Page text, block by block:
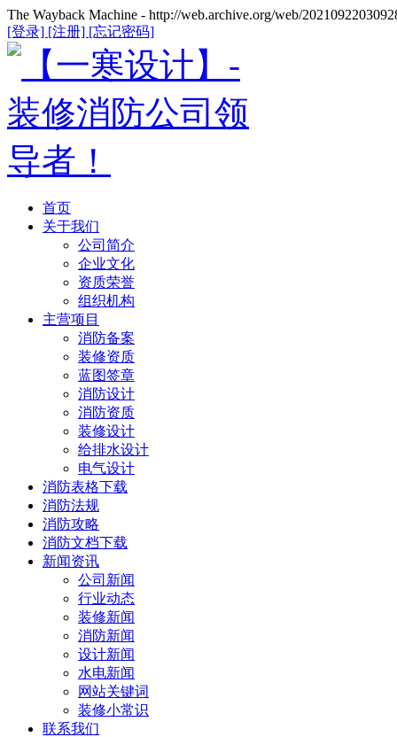
The Wayback Machine - http://web.archive.org/web/
[登录] [注册] [忘记密码]
首页
关于我们
公司简介
企业文化
资质荣誉
组织机构
主营项目
消防备案
装修资质
蓝图签章
消防设计
消防资质
装修设计
给排水设计
电气设计
消防表格下载
消防法规
消防攻略
消防文档下载
新闻资讯
公司新闻
行业动态
装修新闻
消防新闻
设计新闻
水电新闻
网站关键词
装修小常识
联系我们